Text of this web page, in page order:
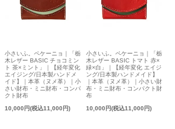
小さいふ。ペケーニョ｜「栃
木レザー BASIC チョコミン
ト 茶×ミント」｜【経年変化
エイジング/日本製ハンドメ
イド】｜本革（ヌメ革）｜小
さい財布・ミニ財布・コンパ
クト財布
10,000円(税込11,000円)
小さいふ。ペケーニョ｜「栃
木レザー BASIC トマト 赤×
緑×白」｜【経年変化 エイジ
ング/日本製ハンドメイド】
｜本革（ヌメ革）｜小さい財
布・ミニ財布・コンパクト財
布
10,000円(税込11,000円)